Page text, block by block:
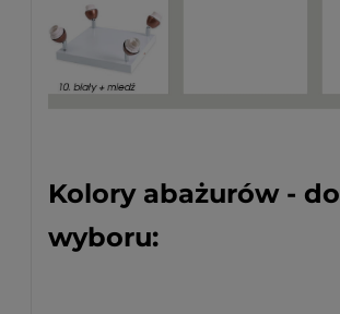
Kolory abażurów - do
wyboru: